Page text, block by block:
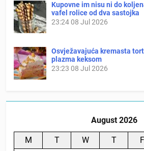
Kupovne im nisu ni do
vafel rolice od dva sastojka
23:2408 Jul 2026
Osvježavajuća kremasta
plazma keksom
23:23 08 Jul 2026
August 2026
M T W T F